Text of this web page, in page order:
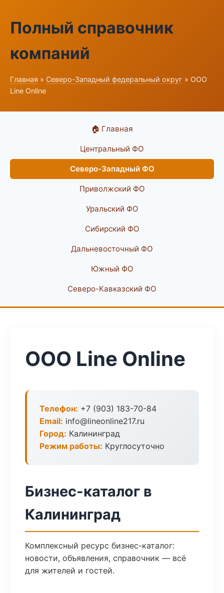
Полный справочник
компаний
Главная » Северо-Западный федеральный округ » ООО
Line Online
🏠 Главная
Центральный ФО
Северо-Западный ФО
Приволжский ФО
Уральский ФО
Сибирский ФО
Дальневосточный ФО
Южный ФО
Северо-Кавказский ФО
ООО Line Online
Телефон: +7 (903) 183-70-84
Email: info@lineonline217.ru
Город: Калининград
Режим работы: Круглосуточно
Бизнес-каталог в
Калининград
Комплексный ресурс бизнес-каталог:
новости, объявления, справочник — всё
для жителей и гостей.